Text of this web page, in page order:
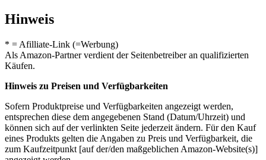
Hinweis
* = Afilliate-Link (=Werbung)
Als Amazon-Partner verdient der Seitenbetreiber an qualifizierten
Käufen.
Hinweis zu Preisen und Verfügbarkeiten
Sofern Produktpreise und Verfügbarkeiten angezeigt werden,
entsprechen diese dem angegebenen Stand (Datum/Uhrzeit) und
können sich auf der verlinkten Seite jederzeit ändern. Für den Kauf
eines Produkts gelten die Angaben zu Preis und Verfügbarkeit, die
zum Kaufzeitpunkt [auf der/den maßgeblichen Amazon-Website(s)]